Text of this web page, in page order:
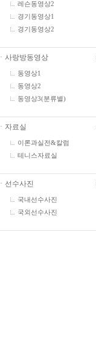
레슨동영상2
경기동영상1
경기동영상2
ㆍ사랑방동영상
동영상1
동영상2
동영상3(분류별)
ㆍ자료실
이론과실전&칼럼
테니스자료실
ㆍ선수사진
국내선수사진
국외선수사진